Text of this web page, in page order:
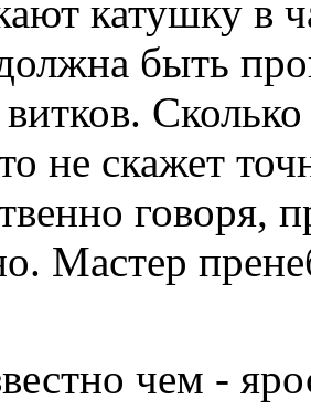
катушку в
быть
не скажет
говоря,
Мастер
чем -